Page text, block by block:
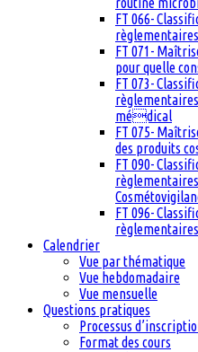
FT 066-
FT 071-
pour quelle
FT 073-
médical
FT 075-
des produits
FT 090-
FT 096-
Calendrier
Vue par thématique
Vue hebdomadaire
Vue mensuelle
Questions pratiques
Processus
Format des cours